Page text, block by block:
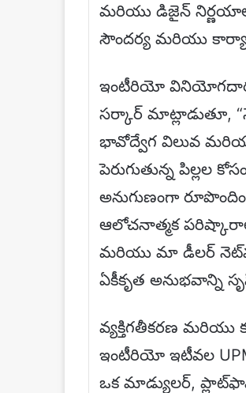
మరియు డిజైన్
సౌందర్య మరియు
ఇంటీరియో
సర్కార్ మాట్లాడుతూ,
భావోద్వేగ విలువ మరియు
పెరుగుతున్న పిల్లల
అనుగుణంగా
ఆలోచనాత్మక
మరియు మా డీలర్
ఏకీకృత అనుభవాన్ని
వ్యక్తిగతీకరణ మరియు
ఇంటీరియో ఇటీవల
ఒక మాడ్యులర్,